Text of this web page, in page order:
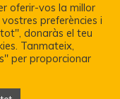
oferir-vos la millor
preferències i
donaràs el teu
Tanmateix,
per proporcionar